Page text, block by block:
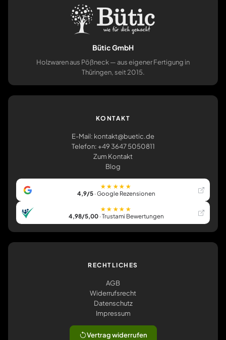
Bütic GmbH
Holzwaren aus Pößneck — aus eigener Fertigung in
Thüringen, seit 2015.
KONTAKT
E-Mail: kontakt@buetic.de
Telefon: +49 3647 5050811
Zum Kontakt
Blog
★★★★★
4,9/5· Google Rezensionen
★★★★★
4,98/5,00· Trustami Bewertungen
RECHTLICHES
AGB
Widerrufsrecht
Datenschutz
Impressum
Vertrag widerrufen